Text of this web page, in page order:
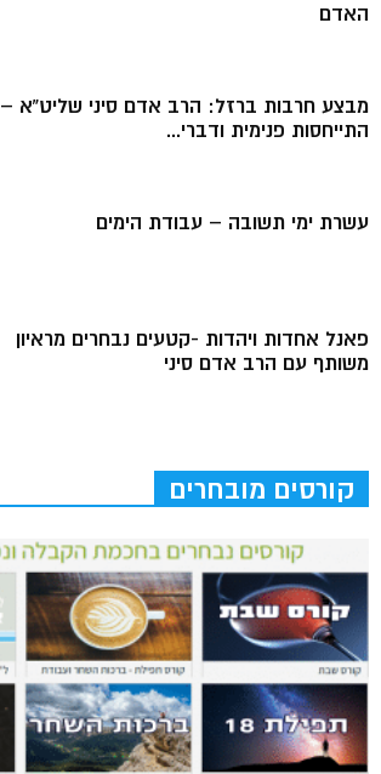
האדם
מבצע חרבות ברזל: הרב אדם סיני שליט”א –
התייחסות פנימית ודברי...
עשרת ימי תשובה – עבודת הימים
פאנל אחדות ויהדות -קטעים נבחרים מראיון
משותף עם הרב אדם סיני
קורסים מובחרים